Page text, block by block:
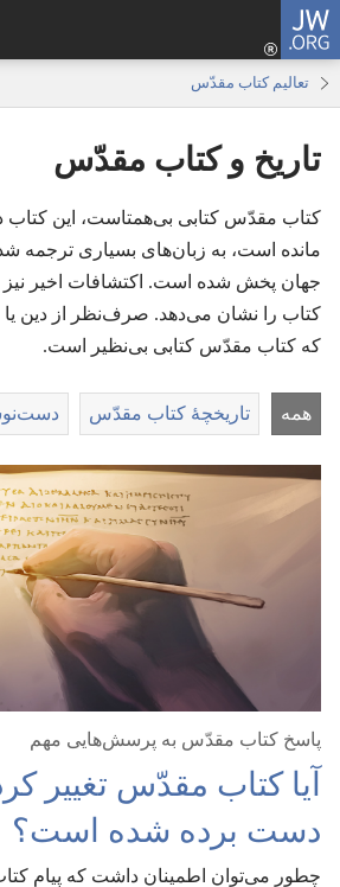
JW.ORG
تعالیم کتاب مقدّس
تاریخ و کتاب مقدّس
کتاب مقدّس کتابی بی‌همتاست،‏ این کتاب
مانده است،‏ به زبان‌های بسیاری ترجمه
جهان پخش شده است.‏ اکتشافات اخیر
کتاب را نشان می‌دهد.‏ صرف‌نظر از دین یا
که کتاب مقدّس کتابی بی‌نظیر است.‏
همه تاریخچهٔ کتاب مقدّس
پاسخ کتاب مقدّس به پرسش‌هایی مهم
آیا کتاب مقدّس تغییر
دست برده شده است؟‏
چطور می‌توان اطمینان داشت که پیام